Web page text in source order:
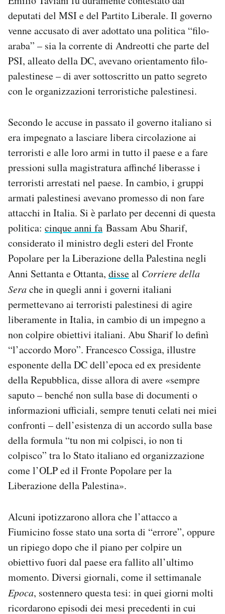
deputati del MSI e del Partito Liberale. Il governo
venne accusato di aver adottato una politica “filo-
araba” – sia la corrente di Andreotti che parte del
PSI, alleato della DC, avevano orientamento filo-
palestinese – di aver sottoscritto un patto segreto
con le organizzazioni terroristiche palestinesi.
Secondo le accuse in passato il governo italiano si
era impegnato a lasciare libera circolazione ai
terroristi e alle loro armi in tutto il paese e a fare
pressioni sulla magistratura affinché liberasse i
terroristi arrestati nel paese. In cambio, i gruppi
armati palestinesi avevano promesso di non fare
attacchi in Italia. Si è parlato per decenni di questa
politica: cinque anni fa Bassam Abu Sharif,
considerato il ministro degli esteri del Fronte
Popolare per la Liberazione della Palestina negli
Anni Settanta e Ottanta, disseal Corriere della
Serache in quegli anni i governi italiani
permettevano ai terroristi palestinesi di agire
liberamente in Italia, in cambio di un impegno a
non colpire obiettivi italiani. Abu Sharif lo definì
“l’accordo Moro”. Francesco Cossiga, illustre
esponente della DC dell’epoca ed ex presidente
della Repubblica, disse allora di avere «sempre
saputo – benché non sulla base di documenti o
informazioni ufficiali, sempre tenuti celati nei miei
confronti – dell’esistenza di un accordo sulla base
della formula “tu non mi colpisci, io non ti
colpisco” tra lo Stato italiano ed organizzazione
come l’OLP ed il Fronte Popolare per la
Liberazione della Palestina».
Alcuni ipotizzarono allora che l’attacco a
Fiumicino fosse stato una sorta di “errore”, oppure
un ripiego dopo che il piano per colpire un
obiettivo fuori dal paese era fallito all’ultimo
momento. Diversi giornali, come il settimanale
Epoca, sostennero questa tesi: in quei giorni molti
ricordarono episodi dei mesi precedenti in cui